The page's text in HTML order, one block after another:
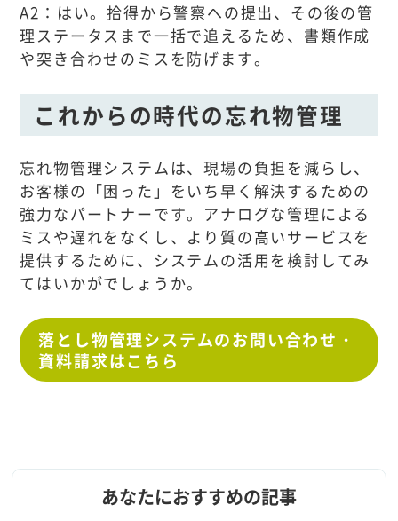
A2：はい。拾得から警察への提出、その後の管
理ステータスまで一括で追えるため、書類作成
や突き合わせのミスを防げます。
これからの時代の忘れ物管理
忘れ物管理システムは、現場の負担を減らし、
お客様の「困った」をいち早く解決するための
強力なパートナーです。アナログな管理による
ミスや遅れをなくし、より質の高いサービスを
提供するために、システムの活用を検討してみ
てはいかがでしょうか。
落とし物管理システムのお問い合わせ・
資料請求はこちら
あなたにおすすめの記事